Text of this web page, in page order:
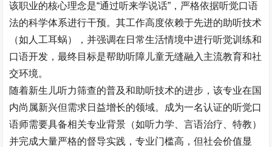
该职业的核心理念是“通过听来学说话” ，严格依据听觉口语
法的科学体系进行干预。其工作高度依赖于先进的助听技术
（如人工耳蜗），并强调在日常生活情境中进行听觉训练和
口语开发，最终目标是帮助听障儿童无缝融入主流教育和社
交环境。
随着新生儿听力筛查的普及和助听技术的进步，该专业在国
内尚属新兴但需求日益增长的领域。成为一名认证的听觉口
语师需要具备相关专业背景（如听力学、言语治疗、特教）
并完成大量严格的督导实践，专业门槛高，但社会价值显